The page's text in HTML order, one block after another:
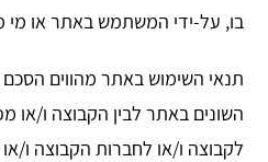
בו, על-ידי המשתמש באתר או מי
תנאי השימוש באתר מהווים
השונים באתר לבין הקבוצה ו/או
לקבוצה ו/או לחברות הקבוצה ו/